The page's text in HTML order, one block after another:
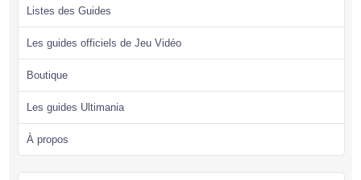
Listes des Guides
Les guides officiels de Jeu Vidéo
Boutique
Les guides Ultimania
À propos